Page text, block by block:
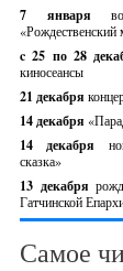
7 января
«Рождественский
c 25 по 28
киносеансы
21 декабря
14 декабря
14 декабря
сказка»
13 декабря
Гатчинской
Самое